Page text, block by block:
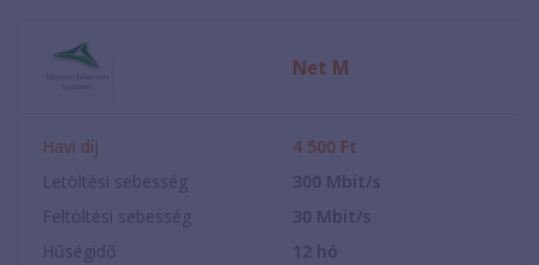
Net M
Havi díj 4 500 Ft
Letöltési sebesség
300 Mbit/s
Feltöltési sebesség
30 Mbit/s
Hűségidő
12 hó